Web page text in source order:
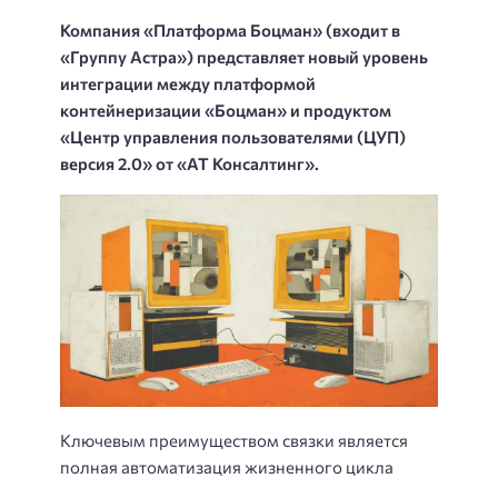
Компания «Платформа Боцман» (входит в
«Группу Астра») представляет новый уровень
интеграции между платформой
контейнеризации «Боцман» и продуктом
«Центр управления пользователями (ЦУП)
версия 2.0» от «АТ Консалтинг».
Ключевым преимуществом связки является
полная автоматизация жизненного цикла